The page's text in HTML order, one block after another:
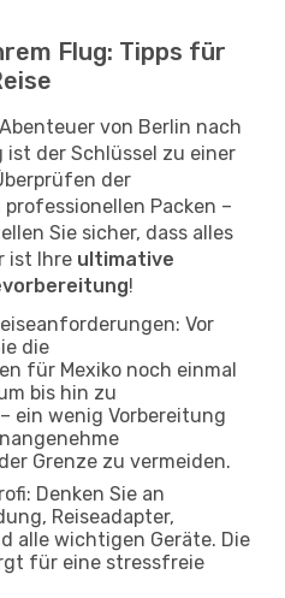
Flug: Tipps für
von Berlin nach
ist der Schlüssel zu einer
der
Packen –
Sie sicher, dass alles
ist Ihre ultimative
!
Vor
die
für Mexiko noch einmal
bis hin zu
ein wenig Vorbereitung
Grenze zu vermeiden.
Denken Sie an
Reiseadapter,
alle wichtigen Geräte. Die
für eine stressfreie